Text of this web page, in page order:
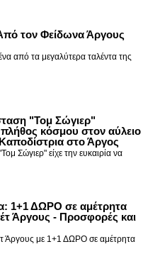
τον Φείδωνα Άργους
από τα μεγαλύτερα ταλέντα της
"Τομ Σώγιερ"
κόσμου στον αύλειο
στο Άργος
Σώγιερ" είχε την ευκαιρία να
1+1 ΔΩΡΟ σε αμέτρητα
Άργους - Προσφορές και
Άργους με 1+1 ΔΩΡΟ σε αμέτρητα